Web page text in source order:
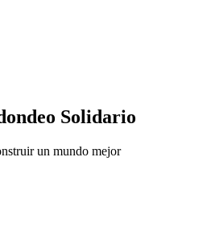
Solidario
un mundo mejor